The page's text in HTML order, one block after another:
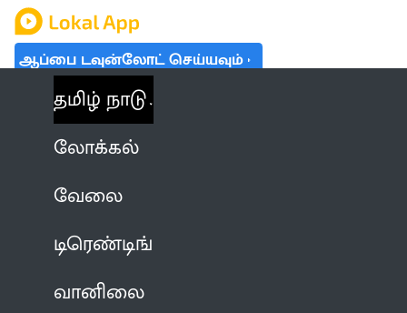
ஆப்பை டவுன்லோட் செய்யவும்
தமிழ் நாடு
லோக்கல்
வேலை
டிரெண்டிங்
வானிலை